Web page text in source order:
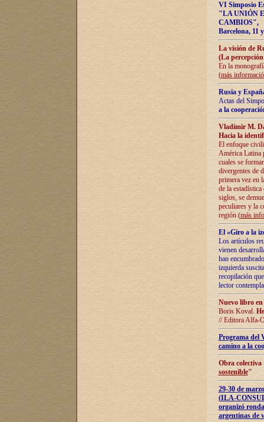
VI Simposio
"LA UNIÓN
CAMBIOS",
Barcelona, 11
La visión de
(La
En la
(más
Rusia y
Actas del
a la
Vladímir M.
Hacia la
El enfoque
América Latina
cuales se
divergentes de
primera vez en
de la
siglos, se
peculiares y la
región (más
El «Giro a la
Los artículos
vienen
han
izquierda
recopilación
lector
Nuevo libro
Boris Koval.
// Editora Alfa-
Programa del
camino a la
Obra
sostenible"
29-30 de
(ILA-
organizó
argentinas de